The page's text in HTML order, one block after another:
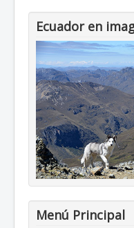
Ecuador en
Menú Principal